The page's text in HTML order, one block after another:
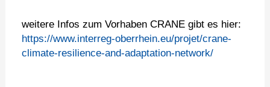
weitere Infos zum Vorhaben CRANE gibt es hier:
https://www.interreg-oberrhein.eu/projet/crane-
climate-resilience-and-adaptation-network/